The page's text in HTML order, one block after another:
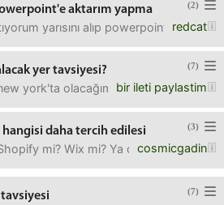
(2)
aktarım yapma
redcat
yarısını alıp powerpoint
(7)
yer tavsiyesi?
bir ileti paylastim
york'ta olacağım. kalacak yer
(3)
daha tercih edilesi
cosmicgadin
mi? Wix mi? Ya da baska bir sey?
(7)